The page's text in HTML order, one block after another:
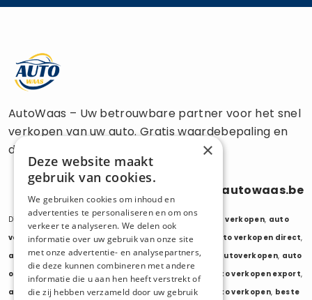
AutoWaas – Uw betrouwbare partner voor het snel
verkopen van uw auto. Gratis waardebepaling en
directe uitbetaling.
info@autowaas.be
Diensten: auto verkopen auto export verkopen, auto
verkopen export,auto verkopen zonder keuring auto verkopen direct,
auto tweedehands verkopen,mijn auto verkopen autoverkopen, auto
opkopers
opkoper auto , export auto verkopen auto verkopen export,
auto opkoper export,opkopen van auto's,oude auto verkopen, beste
×
Deze website maakt
gebruik van cookies.
We gebruiken cookies om inhoud en
advertenties te personaliseren en om ons
verkeer te analyseren. We delen ook
informatie over uw gebruik van onze site
met onze advertentie- en analysepartners,
die deze kunnen combineren met andere
informatie die u aan hen heeft verstrekt of
die zij hebben verzameld door uw gebruik